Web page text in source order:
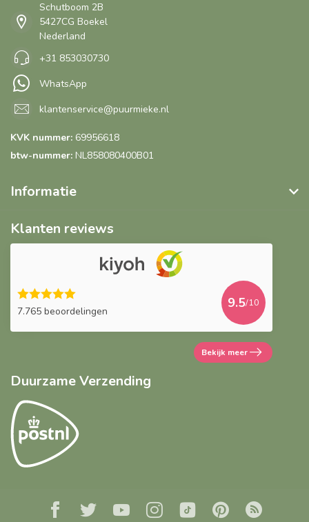
Schutboom 2B
5427CG Boekel
Nederland
+31 853030730
WhatsApp
klantenservice@puurmieke.nl
KVK nummer: 69956618
btw-nummer: NL858080400B01
Informatie
Klanten reviews
7.765 beoordelingen
9.5/10
Bekijk meer
Duurzame Verzending